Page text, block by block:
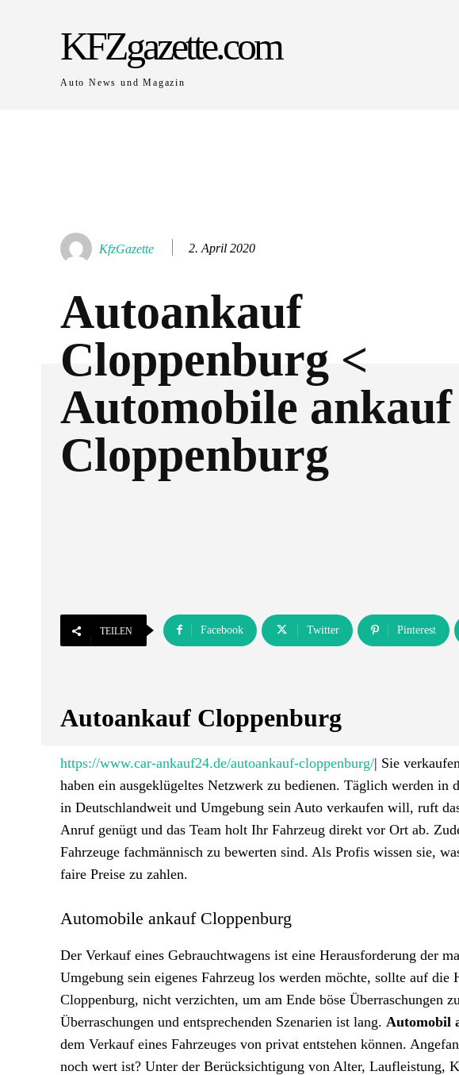
KFZgazette.com
Auto News und Magazin
KfzGazette 2. April 2020
Autoankauf
Cloppenburg <
Automobile ankauf
Cloppenburg
TEILEN Facebook Twitter Pinterest
Autoankauf Cloppenburg
https://www.car-ankauf24.de/autoankauf-cloppenburg/| Sie
haben ein ausgeklügeltes Netzwerk zu bedienen. Täglich werden in
in Deutschlandweit und Umgebung sein Auto verkaufen will, ruft
Anruf genügt und das Team holt Ihr Fahrzeug direkt vor Ort ab.
Fahrzeuge fachmännisch zu bewerten sind. Als Profis wissen sie,
faire Preise zu zahlen.
Automobile ankauf Cloppenburg
Der Verkauf eines Gebrauchtwagens ist eine Herausforderung der
Umgebung sein eigenes Fahrzeug los werden möchte, sollte auf
Cloppenburg, nicht verzichten, um am Ende böse Überraschungen
Überraschungen und entsprechenden Szenarien ist lang. Automobil
dem Verkauf eines Fahrzeuges von privat entstehen können.
noch wert ist? Unter der Berücksichtigung von Alter, Laufleistung,